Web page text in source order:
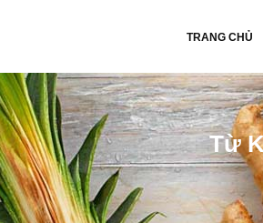
TRANG CHỦ
Từ